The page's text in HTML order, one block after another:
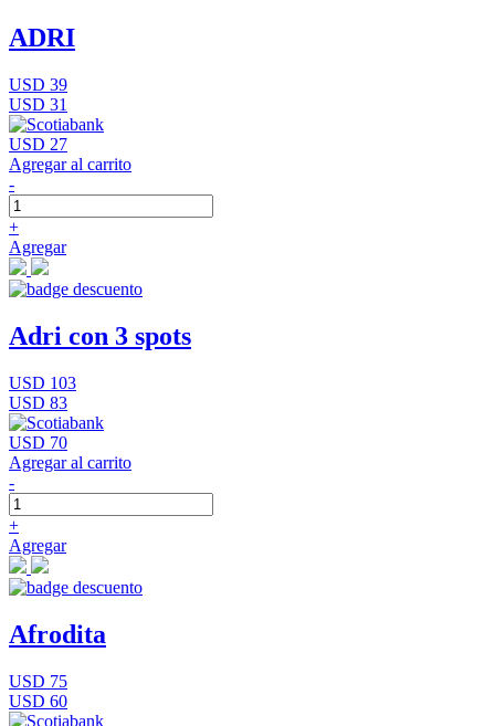
ADRI
USD 39
USD 31
USD 27
Agregar al carrito
-
+
Agregar
Adri con 3 spots
USD 103
USD 83
USD 70
Agregar al carrito
-
+
Agregar
Afrodita
USD 75
USD 60